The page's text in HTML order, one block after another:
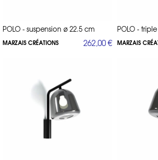
POLO - suspension ø 22.5 cm
MARZAIS CRÉATIONS 262,00 €
POLO -
MARZAIS